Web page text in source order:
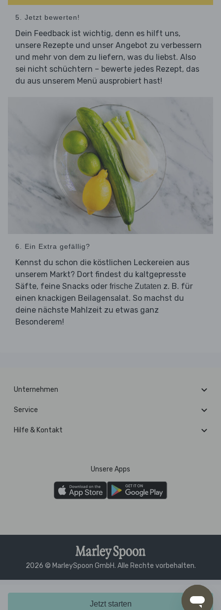
Jetzt starten
5. Jetzt bewerten!
Dein Feedback ist wichtig, denn es hilft uns,
unsere Rezepte und unser Angebot zu verbessern
und mehr von dem zu liefern, was du liebst. Also
sei nicht schüchtern – bewerte jedes Rezept, das
du aus unserem Menü ausprobiert hast!
6. Ein Extra gefällig?
Kennst du schon die köstlichen Leckereien aus
unserem Markt? Dort findest du kaltgepresste
Säfte, feine Snacks oder frische Zutaten z. B. für
einen knackigen Beilagensalat. So machst du
deine nächste Mahlzeit zu etwas ganz
Besonderem!
Unternehmen
Service
Hilfe & Kontakt
Unsere Apps
2026 © MarleySpoon GmbH. Alle Rechte vorbehalten.